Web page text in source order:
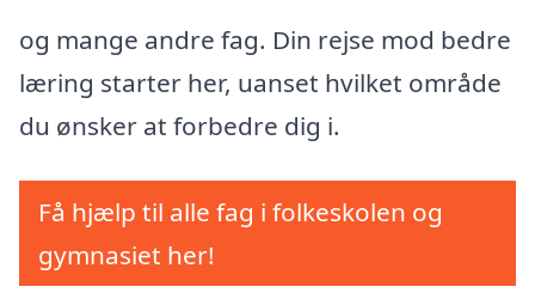
og mange andre fag. Din rejse mod bedre
læring starter her, uanset hvilket område
du ønsker at forbedre dig i.
Få hjælp til alle fag i folkeskolen og
gymnasiet her!